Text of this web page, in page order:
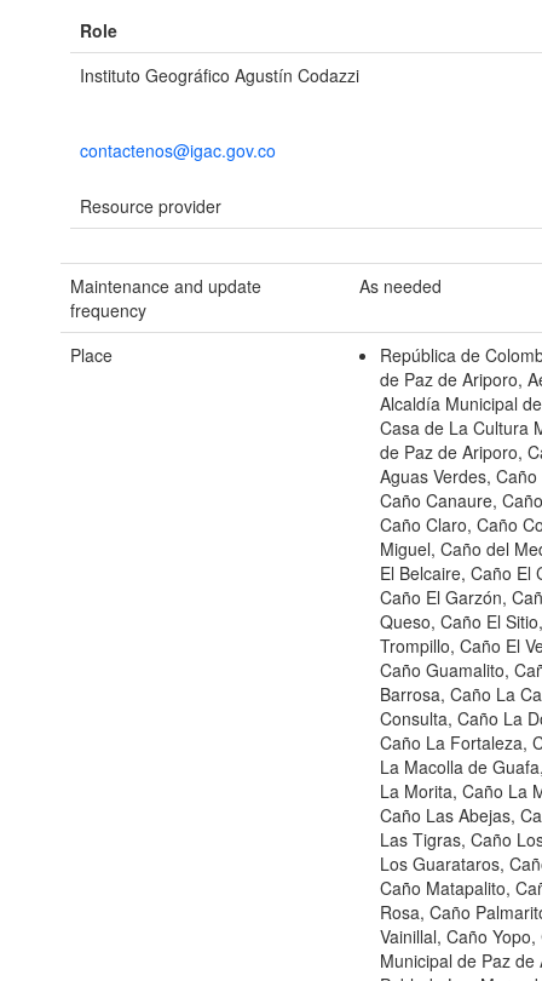
Role
Instituto Geográfico Agustín Codazzi
contactenos@igac.gov.co
Resource provider
Maintenance and update
frequency
As needed
Place
República de
de Paz de Ariporo,
Alcaldía Municipal
Casa de La Cultura
de Paz de Ariporo,
Aguas Verdes,
Caño Canaure,
Caño Claro, Caño
Miguel, Caño del
El Belcaire, Caño El
Caño El Garzón,
Queso, Caño El
Trompillo, Caño El
Caño Guamalito,
Barrosa, Caño La
Consulta, Caño La
Caño La Fortaleza,
La Macolla de
La Morita, Caño La
Caño Las Abejas,
Las Tigras, Caño
Los Guarataros,
Caño Matapalito,
Rosa, Caño
Vainillal, Caño
Municipal de Paz